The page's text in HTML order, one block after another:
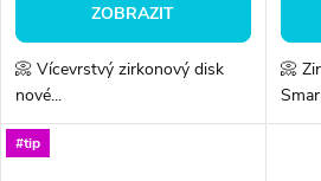
ZOBRAZIT
📀 Vícevrstvý zirkonový disk
nové...
📀
#tip